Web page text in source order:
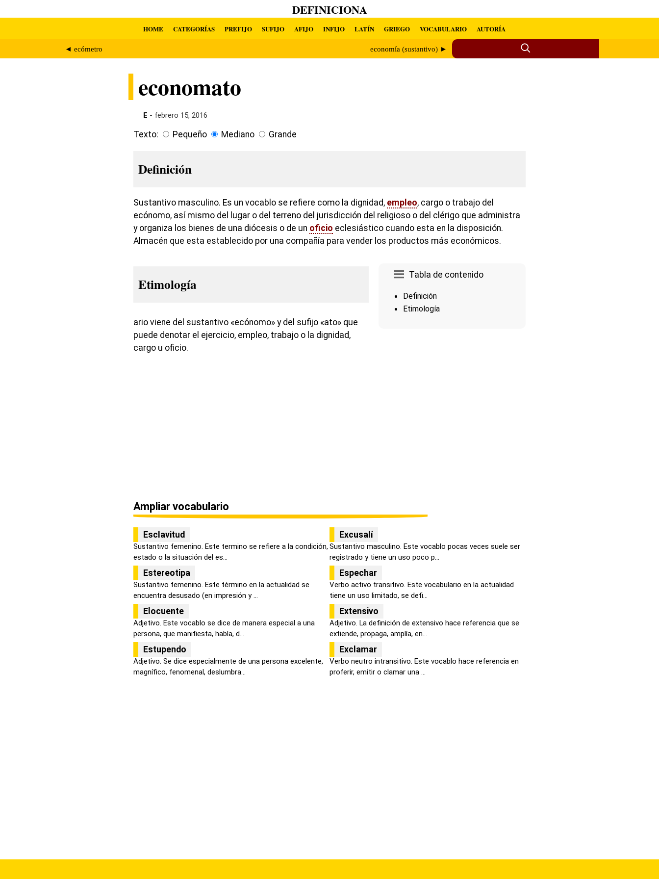
DEFINICIONA
HOME CATEGORÍAS PREFIJO SUFIJO AFIJO INFIJO LATÍN GRIEGO VOCABULARIO AUTORÍA
◄ ecómetro economía (sustantivo) ►
economato
E - febrero 15, 2016
Texto: Pequeño Mediano Grande
Definición
Sustantivo masculino. Es un vocablo se refiere como la dignidad, empleo, cargo o trabajo del
ecónomo, así mismo del lugar o del terreno del jurisdicción del religioso o del clérigo que administra
y organiza los bienes de una diócesis o de un oficio eclesiástico cuando esta en la disposición.
Almacén que esta establecido por una compañía para vender los productos más económicos.
Tabla de contenido
Definición
Etimología
Etimología
ario viene del sustantivo «ecónomo» y del sufijo «ato» que
puede denotar el ejercicio, empleo, trabajo o la dignidad,
cargo u oficio.
Ampliar vocabulario
Esclavitud
Sustantivo femenino. Este termino se refiere a la condición,
estado o la situación del es...
Excusalí
Sustantivo masculino. Este vocablo pocas veces suele ser
registrado y tiene un uso poco p...
Estereotipa
Sustantivo femenino. Este término en la actualidad se
encuentra desusado (en impresión y ...
Espechar
Verbo activo transitivo. Este vocabulario en la actualidad
tiene un uso limitado, se defi...
Elocuente
Adjetivo. Este vocablo se dice de manera especial a una
persona, que manifiesta, habla, d...
Extensivo
Adjetivo. La definición de extensivo hace referencia que se
extiende, propaga, amplía, en...
Estupendo
Adjetivo. Se dice especialmente de una persona excelente,
magnífico, fenomenal, deslumbra...
Exclamar
Verbo neutro intransitivo. Este vocablo hace referencia en
proferir, emitir o clamar una ...